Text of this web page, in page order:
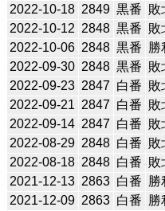
2022-10-18 2849 黒番 敗
2022-10-12 2848 黒番 敗
2022-10-06 2848 黒番 勝
2022-09-30 2848 黒番 敗
2022-09-23 2847 白番 敗
2022-09-21 2847 白番 敗
2022-09-14 2847 白番 敗
2022-08-29 2848 白番 敗
2022-08-18 2848 白番 敗
2021-12-13 2863 白番 勝
2021-12-09 2863 白番 勝